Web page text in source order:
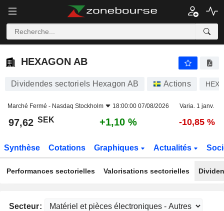
HEXAGON AB
HEXAGON AB
Dividendes sectoriels Hexagon AB Actions
Marché Fermé - Nasdaq Stockholm 18:00:00 07/08/2026 Varia. 1 janv.
97,62 SEK +1,10 % -10,85 %
Synthèse Cotations Graphiques Actualités
Performances sectorielles Valorisations sectorielles
Secteur: